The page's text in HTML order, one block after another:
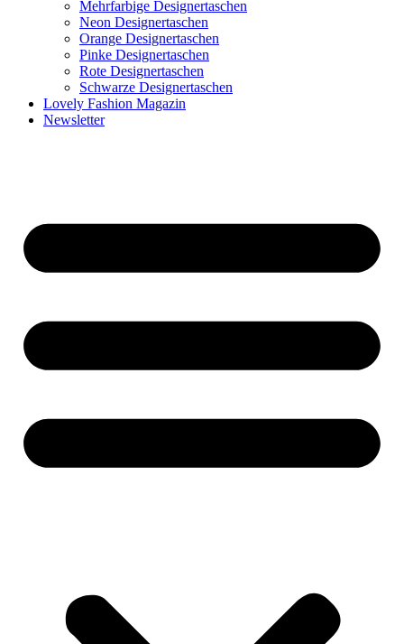
Mehrfarbige Designertaschen
Neon Designertaschen
Orange Designertaschen
Pinke Designertaschen
Rote Designertaschen
Schwarze Designertaschen
Lovely Fashion Magazin
Newsletter